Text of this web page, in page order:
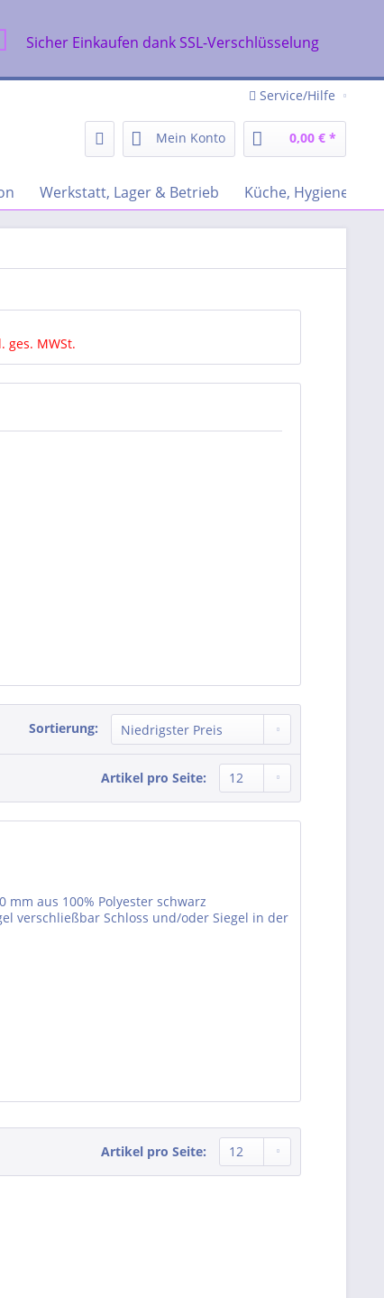
Sicher Einkaufen dank SSL-Verschlüsselung
Service/Hilfe
Mein Konto 0,00 € *
Werkstatt, Lager & Betrieb Küche, Hygiene &
ges. MWSt.
Sortierung:
Artikel pro Seite:
mm aus 100% Polyester schwarz
verschließbar Schloss und/oder Siegel in der
Artikel pro Seite: